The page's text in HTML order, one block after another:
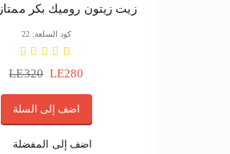
زيت زيتون روميك بكر ممتاز 500 مل
كود السلعة: 22
LE320LE280
اضف إلى السلة
اضف إلى المفضلة